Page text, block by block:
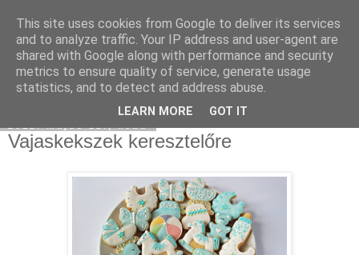
Moha Konyha
Vajaskekszek keresztelőre
This site uses cookies from Google to deliver its services
and to analyze traffic. Your IP address and user-agent are
shared with Google along with performance and security
metrics to ensure quality of service, generate usage
statistics, and to detect and address abuse.
LEARN MORE GOT IT